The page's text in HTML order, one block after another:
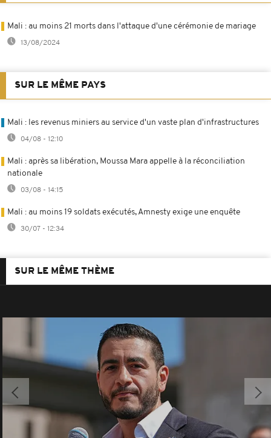
Mali : au moins 21 morts dans l'attaque d'une cérémonie de mariage
13/08/2024
SUR LE MÊME PAYS
Mali : les revenus miniers au service d'un vaste plan d'infrastructures
04/08 - 12:10
Mali : après sa libération, Moussa Mara appelle à la réconciliation
nationale
03/08 - 14:15
Mali : au moins 19 soldats exécutés, Amnesty exige une enquête
30/07 - 12:34
SUR LE MÊME THÈME